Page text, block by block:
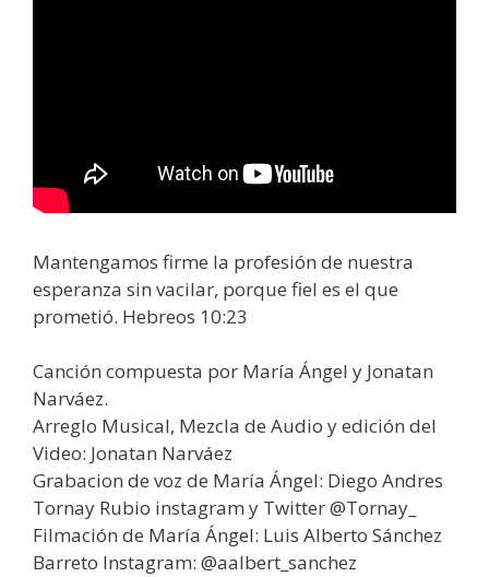
Mantengamos firme la profesión de nuestra
esperanza sin vacilar, porque fiel es el que
prometió. Hebreos 10:23
Canción compuesta por María Ángel y Jonatan
Narváez.
Arreglo Musical, Mezcla de Audio y edición del
Video: Jonatan Narváez
Grabacion de voz de María Ángel: Diego Andres
Tornay Rubio instagram y Twitter @Tornay_
Filmación de María Ángel: Luis Alberto Sánchez
Barreto Instagram: @aalbert_sanchez